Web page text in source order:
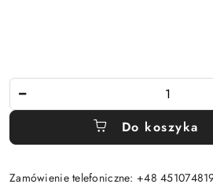
Do koszyka
Zamówienie telefoniczne: +48